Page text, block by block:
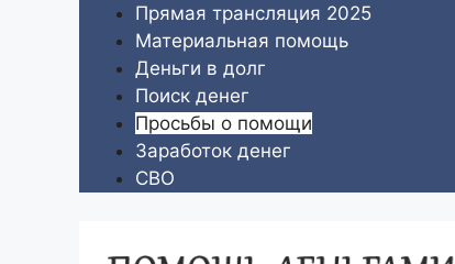
содержимому
Прямая трансляция 2025
Материальная помощь
Деньги в долг
Поиск денег
Просьбы о помощи
Заработок денег
СВО